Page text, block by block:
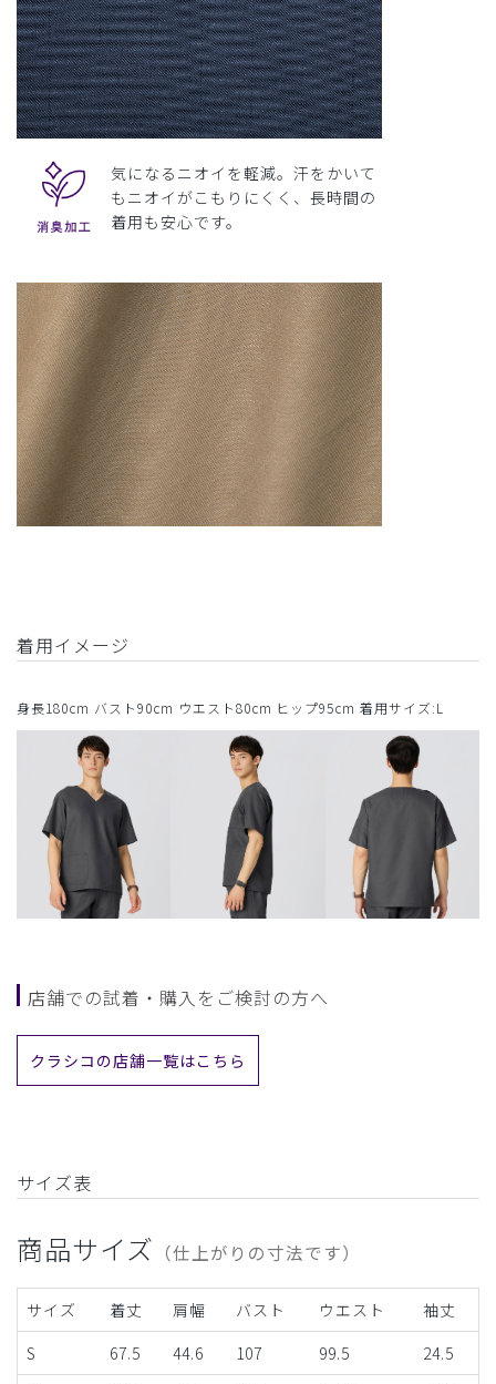
気になるニオイを軽減。汗をかいて
もニオイがこもりにくく、長時間の
着用も安心です。
着用イメージ
身長180cm バスト90cm ウエスト80cm ヒップ95cm 着用サイズ:L
店舗での試着・購入をご検討の方へ
クラシコの店舗一覧はこちら
サイズ表
商品サイズ （仕上がりの寸法です）
サイズ 着丈 肩幅 バスト ウエスト
袖丈
S
67.5 44.6 107 99.5
24.5